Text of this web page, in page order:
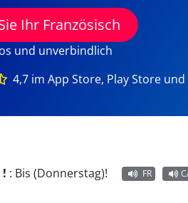
Ihr Französisch
und unverbindlich
4,7 im App Store, Play Store
: Bis (Donnerstag)! FR